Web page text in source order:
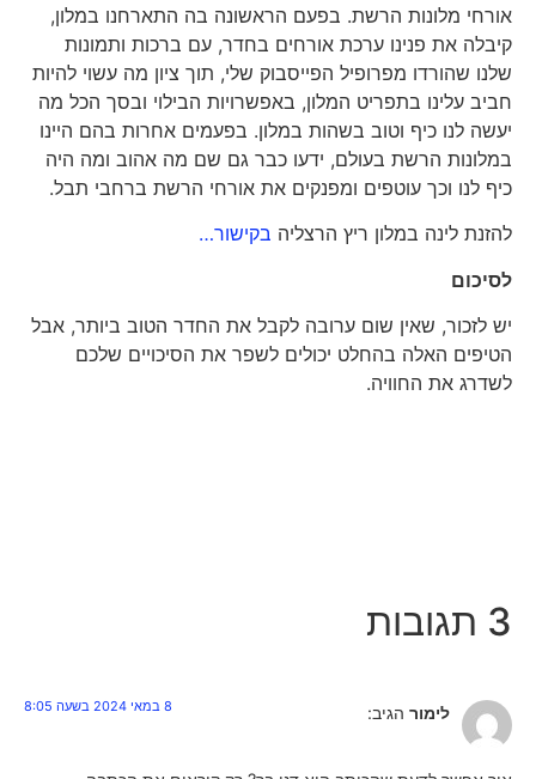
אורחי מלונות הרשת. בפעם הראשונה בה התארחנו במלון,
קיבלה את פנינו ערכת אורחים בחדר, עם ברכות ותמונות
שלנו שהורדו מפרופיל הפייסבוק שלי, תוך ציון מה עשוי להיות
חביב עלינו בתפריט המלון, באפשרויות הבילוי ובסך הכל מה
יעשה לנו כיף וטוב בשהות במלון. בפעמים אחרות בהם היינו
במלונות הרשת בעולם, ידעו כבר גם שם מה אהוב ומה היה
כיף לנו וכך עוטפים ומפנקים את אורחי הרשת ברחבי תבל.
להזנת לינה במלון ריץ הרצליהבקישור…
לסיכום
יש לזכור, שאין שום ערובה לקבל את החדר הטוב ביותר, אבל
הטיפים האלה בהחלט יכולים לשפר את הסיכויים שלכם
לשדרג את החוויה.
לימור הגיב: